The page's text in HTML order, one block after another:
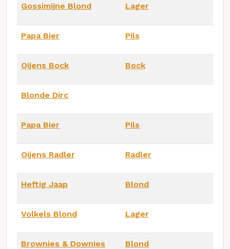
Gossimijne Blond Lager
Papa Bier Pils
Oijens Bock Bock
Blonde Dirc
Papa Bier Pils
Oijens Radler Radler
Heftig Jaap Blond
Volkels Blond Lager
Brownies & Downies
Blond